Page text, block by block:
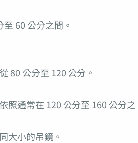
60 公分之間。
80 公分至 120 公分。
照通常在 120 公分至 160 公分之
大小的吊鏡。